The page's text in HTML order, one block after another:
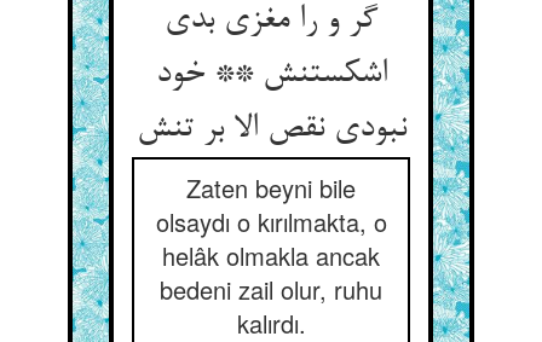
گر و را مغزی بدی
اشکستنش ** خود
نبودی نقص الا بر تنش‏
Zaten beyni bile
olsaydı o kırılmakta, o
helâk olmakla ancak
bedeni zail olur, ruhu
kalırdı.